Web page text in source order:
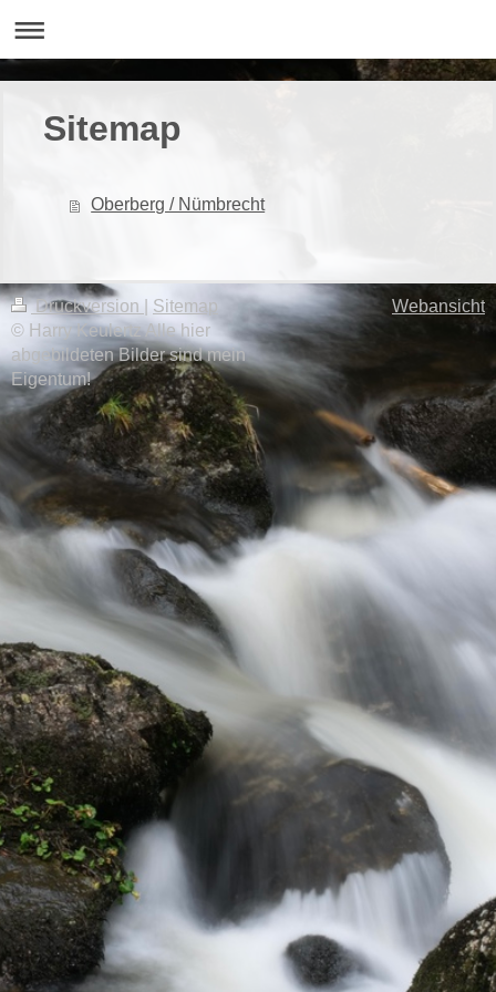
Sitemap
Oberberg / Nümbrecht
Druckversion
Sitemap
© Harry Keulertz Alle hier
abgebildeten Bilder sind mein
Eigentum!
Webansicht